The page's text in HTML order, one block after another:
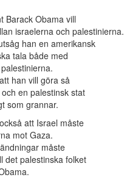
Barack Obama vill
israelerna och palestinierna.
han en amerikansk
tala både med
han vill göra så
en palestinsk stat
som grannar.
att Israel måste
mot Gaza.
måste
det palestinska folket